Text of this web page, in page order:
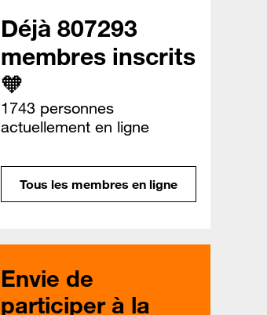
Déjà 807293
membres inscrits
🧡
1743 personnes
actuellement en ligne
Tous les membres en ligne
Envie de
participer à la